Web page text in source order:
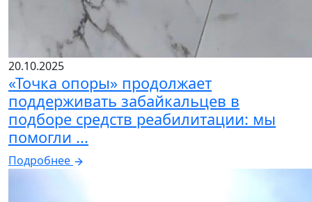
20.10.2025
«Точка опоры» продолжает
поддерживать забайкальцев в
подборе средств реабилитации: мы
помогли ...
Подробнее